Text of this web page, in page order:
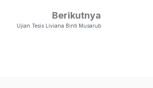
Berikutnya
Ujian Tesis Liviana Binti Musarub